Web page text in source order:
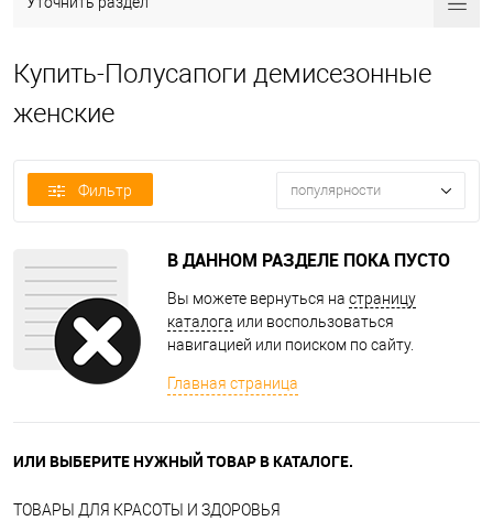
Купить-Полусапоги демисезонные
женские
Фильтр популярности
В ДАННОМ РАЗДЕЛЕ ПОКА ПУСТО
Вы можете вернуться на страницу
каталога или воспользоваться
навигацией или поиском по сайту.
Главная страница
ИЛИ ВЫБЕРИТЕ НУЖНЫЙ ТОВАР В КАТАЛОГЕ.
ТОВАРЫ ДЛЯ КРАСОТЫ И ЗДОРОВЬЯ